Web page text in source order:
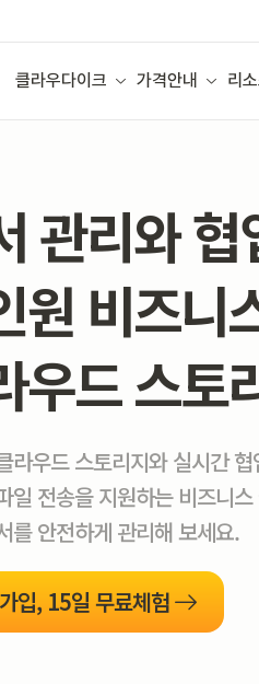
클라우다이크 가격안내 리
관리와
원 비즈니
우드 스토
라우드 스토리지와 실시간 협
일 전송을 지원하는 비즈니
를 안전하게 관리해 보세요.
입, 15일 무료체험